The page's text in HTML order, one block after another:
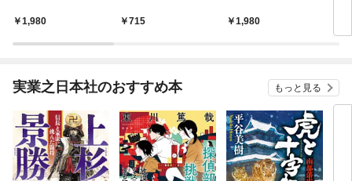
1,980 715 1,980
実業之日本社のおすすめ本 もっと見る